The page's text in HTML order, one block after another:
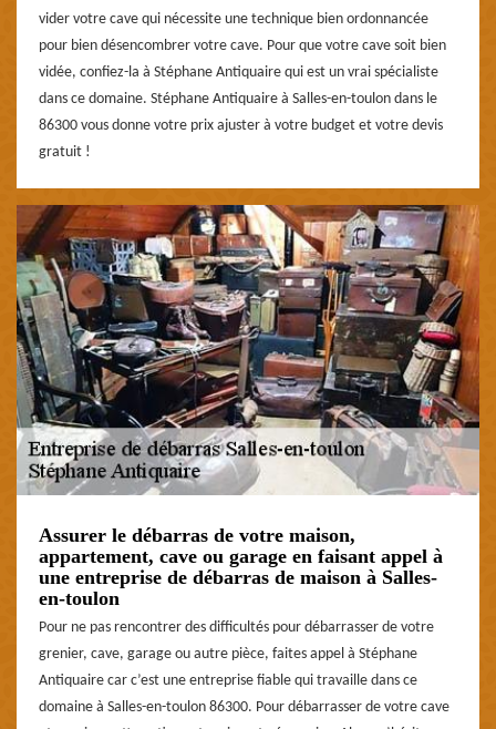
vider votre cave qui nécessite une technique bien ordonnancée
pour bien désencombrer votre cave. Pour que votre cave soit bien
vidée, confiez-la à Stéphane Antiquaire qui est un vrai spécialiste
dans ce domaine. Stéphane Antiquaire à Salles-en-toulon dans le
86300 vous donne votre prix ajuster à votre budget et votre devis
gratuit !
Assurer le débarras de votre maison,
appartement, cave ou garage en faisant appel à
une entreprise de débarras de maison à Salles-
en-toulon
Pour ne pas rencontrer des difficultés pour débarrasser de votre
grenier, cave, garage ou autre pièce, faites appel à Stéphane
Antiquaire car c’est une entreprise fiable qui travaille dans ce
domaine à Salles-en-toulon 86300. Pour débarrasser de votre cave